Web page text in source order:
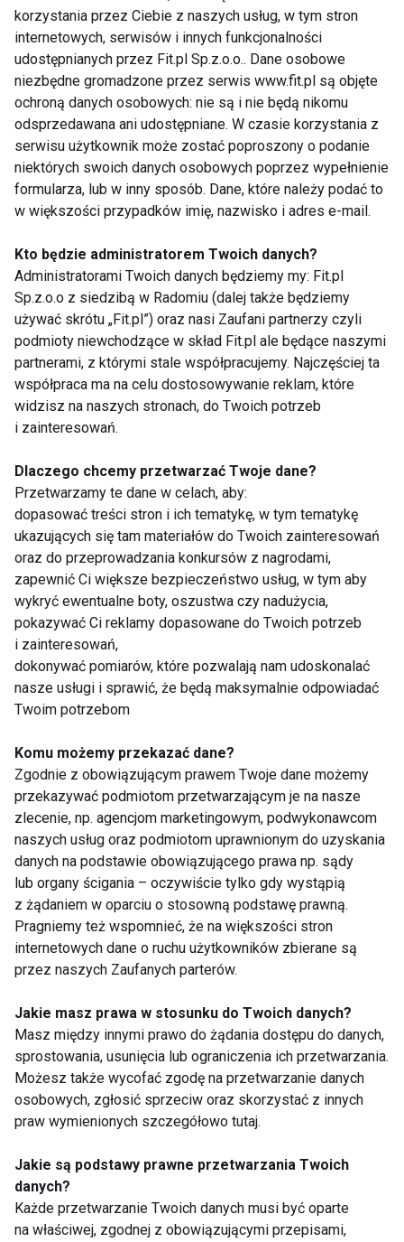
wanilią, goździkami i so¬kiem z cytryny, a także ze
świeżą śmietanką lub sosami z czerwonych
owo¬ców. Jabłka w surówkach i sałatkach najlepiej
komponują się z sałatą, czerwoną kapustą, selerem,
burakami, orzechami włoskimi i rodzynkami. Sałatki
z jabłkami najczęściej polewa się sosami winegret.
dr Aleksandra Czarnewicz-Kamińska
OWOCE JABŁKA JABŁKO DIETA
Owoce
Jabłka znów
najchętniej
wybieranym owocem
w Polsce
Co lepsze: jagody czy
borówki
amerykańskie?
Bezmleczne waniliowe
gofry z owocami
Słodki grill, czyli
wrzuć owoc na ruszt!
Pokaż więcej
Jabłka
tłoczony sok
jabłkowy?
odporność zimą?
Jedzmy marchew,
gruszki!
korzystania przez Ciebie z naszych usług, w tym stron
internetowych, serwisów i innych funkcjonalności
udostępnianych przez Fit.pl Sp.z.o.o.. Dane osobowe
niezbędne gromadzone przez serwis www.fit.pl są objęte
ochroną danych osobowych: nie są i nie będą nikomu
odsprzedawana ani udostępniane. W czasie korzystania z
serwisu użytkownik może zostać poproszony o podanie
niektórych swoich danych osobowych poprzez wypełnienie
formularza, lub w inny sposób. Dane, które należy podać to
w większości przypadków imię, nazwisko i adres e-mail.
Kto będzie administratorem Twoich danych?
Administratorami Twoich danych będziemy my: Fit.pl
Sp.z.o.o z siedzibą w Radomiu (dalej także będziemy
używać skrótu „Fit.pl”) oraz nasi Zaufani partnerzy czyli
podmioty niewchodzące w skład Fit.pl ale będące naszymi
partnerami, z którymi stale współpracujemy. Najczęściej ta
współpraca ma na celu dostosowywanie reklam, które
widzisz na naszych stronach, do Twoich potrzeb
i zainteresowań.
Dlaczego chcemy przetwarzać Twoje dane?
Przetwarzamy te dane w celach, aby:
dopasować treści stron i ich tematykę, w tym tematykę
ukazujących się tam materiałów do Twoich zainteresowań
oraz do przeprowadzania konkursów z nagrodami,
zapewnić Ci większe bezpieczeństwo usług, w tym aby
wykryć ewentualne boty, oszustwa czy nadużycia,
pokazywać Ci reklamy dopasowane do Twoich potrzeb
i zainteresowań,
dokonywać pomiarów, które pozwalają nam udoskonalać
nasze usługi i sprawić, że będą maksymalnie odpowiadać
Twoim potrzebom
Komu możemy przekazać dane?
Zgodnie z obowiązującym prawem Twoje dane możemy
przekazywać podmiotom przetwarzającym je na nasze
zlecenie, np. agencjom marketingowym, podwykonawcom
naszych usług oraz podmiotom uprawnionym do uzyskania
danych na podstawie obowiązującego prawa np. sądy
lub organy ścigania – oczywiście tylko gdy wystąpią
z żądaniem w oparciu o stosowną podstawę prawną.
Pragniemy też wspomnieć, że na większości stron
internetowych dane o ruchu użytkowników zbierane są
przez naszych Zaufanych parterów.
Jakie masz prawa w stosunku do Twoich danych?
Masz między innymi prawo do żądania dostępu do danych,
sprostowania, usunięcia lub ograniczenia ich przetwarzania.
Możesz także wycofać zgodę na przetwarzanie danych
osobowych, zgłosić sprzeciw oraz skorzystać z innych
praw wymienionych szczegółowo tutaj.
Jakie są podstawy prawne przetwarzania Twoich
danych?
Każde przetwarzanie Twoich danych musi być oparte
na właściwej, zgodnej z obowiązującymi przepisami,